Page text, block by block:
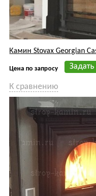
Чугунный камин
топкой Астов
Цена по запросу
К сравнению